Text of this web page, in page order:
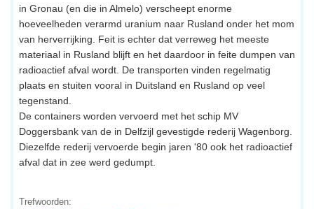
in Gronau (en die in Almelo) verscheept enorme
hoeveelheden verarmd uranium naar Rusland onder het mom
van herverrijking. Feit is echter dat verreweg het meeste
materiaal in Rusland blijft en het daardoor in feite dumpen van
radioactief afval wordt. De transporten vinden regelmatig
plaats en stuiten vooral in Duitsland en Rusland op veel
tegenstand.
De containers worden vervoerd met het schip MV
Doggersbank van de in Delfzijl gevestigde rederij Wagenborg.
Diezelfde rederij vervoerde begin jaren '80 ook het radioactief
afval dat in zee werd gedumpt.
Trefwoorden: